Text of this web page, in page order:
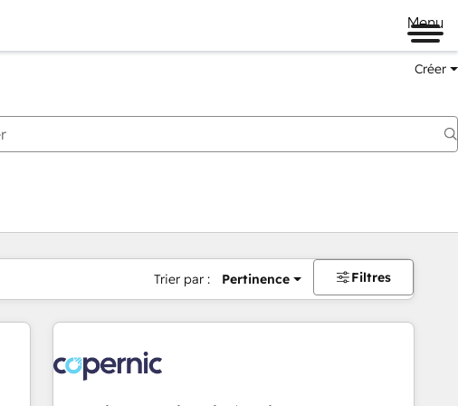
Menu
Créer
Trier par : Pertinence Filtres
Page